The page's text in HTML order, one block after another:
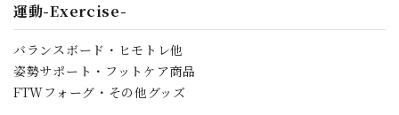
運動-Exercise-
バランスボード・ヒモトレ他
姿勢サポート・フットケア商品
FTWフォーグ・その他グッズ